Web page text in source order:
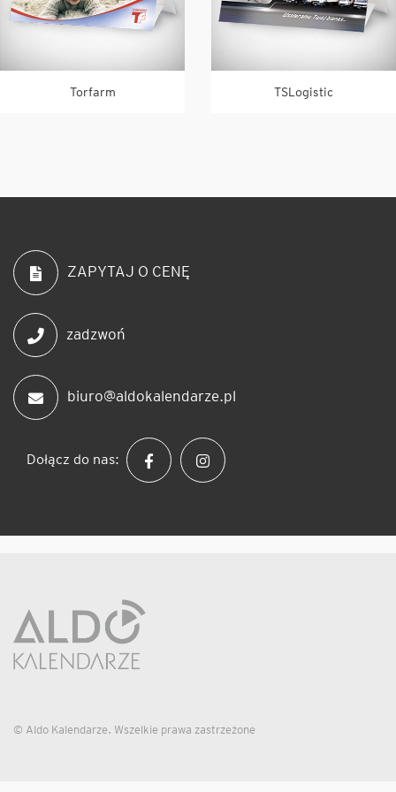
Torfarm TSLogistic
ZAPYTAJ O CENĘ
zadzwoń
biuro@aldokalendarze.pl
Dołącz do nas:
© Aldo Kalendarze. Wszelkie prawa zastrzeżone